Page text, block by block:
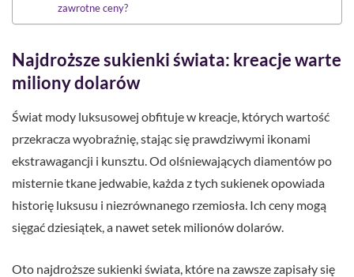
zawrotne ceny?
Najdroższe sukienki świata: kreacje warte
miliony dolarów
Świat mody luksusowej obfituje w kreacje, których wartość
przekracza wyobraźnię, stając się prawdziwymi ikonami
ekstrawagancji i kunsztu. Od olśniewających diamentów po
misternie tkane jedwabie, każda z tych sukienek opowiada
historię luksusu i niezrównanego rzemiosła. Ich ceny mogą
sięgać dziesiątek, a nawet setek milionów dolarów.
Oto najdroższe sukienki świata, które na zawsze zapisały się